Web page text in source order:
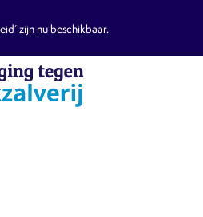
zijn nu beschikbaar.